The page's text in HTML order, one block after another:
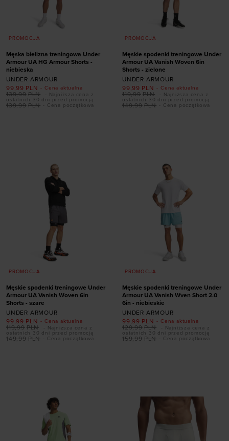
PROMOCJA
Męska bielizna treningowa Under
Armour UA HG Armour Shorts -
niebieska
UNDER ARMOUR
- Cena aktualna
99,99 PLN
- Cena początkowa
139,99 PLN
139,99 PLN
- Najniższa cena z
ostatnich 30 dni przed promocją
PROMOCJA
Męskie spodenki treningowe Under
Armour UA Vanish Woven 6in
Shorts - zielone
UNDER ARMOUR
- Cena aktualna
99,99 PLN
- Cena początkowa
149,99 PLN
119,99 PLN
- Najniższa cena z
ostatnich 30 dni przed promocją
PROMOCJA
Męskie spodenki treningowe Under
Armour UA Vanish Woven 6in
Shorts - szare
UNDER ARMOUR
- Cena aktualna
99,99 PLN
- Cena początkowa
149,99 PLN
119,99 PLN
- Najniższa cena z
ostatnich 30 dni przed promocją
PROMOCJA
Męskie spodenki treningowe Under
Armour UA Vanish Wven Short 2.0
6in - niebieskie
UNDER ARMOUR
- Cena aktualna
99,99 PLN
- Cena początkowa
159,99 PLN
129,99 PLN
- Najniższa cena z
ostatnich 30 dni przed promocją